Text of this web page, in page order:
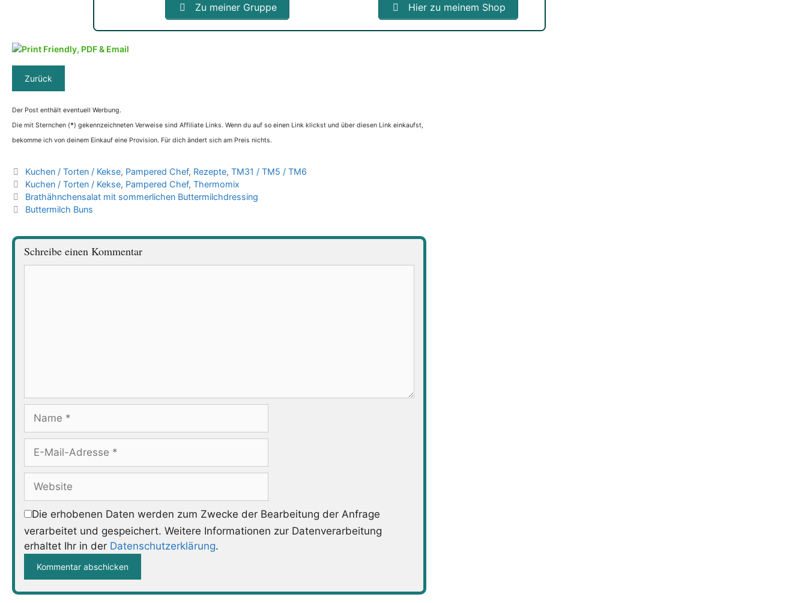
Zu meiner Gruppe Hier zu meinem Shop
Der Post enthält eventuell Werbung.
Die mit Sternchen (*) gekennzeichneten Verweise sind Affiliate Links. Wenn du auf so einen Link klickst und über diesen Link einkaufst,
bekomme ich von deinem Einkauf eine Provision. Für dich ändert sich am Preis nichts.
Kategorien
Kuchen / Torten / Kekse, Pampered Chef, Rezepte, TM31 / TM5 / TM6
Schlagwörter
Kuchen / Torten / Kekse, Pampered Chef, Thermomix
Brathähnchensalat mit sommerlichen Buttermilchdressing
Buttermilch Buns
Schreibe einen Kommentar
Name
Adresse
Website
Die erhobenen Daten werden zum Zwecke der Bearbeitung der Anfrage
verarbeitet und gespeichert. Weitere Informationen zur Datenverarbeitung
erhaltet Ihr in der Datenschutzerklärung.